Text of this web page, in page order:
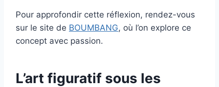
Pour approfondir cette réflexion, rendez-vous
sur le site de BOUMBANG, où l’on explore ce
concept avec passion.
L’art figuratif sous les